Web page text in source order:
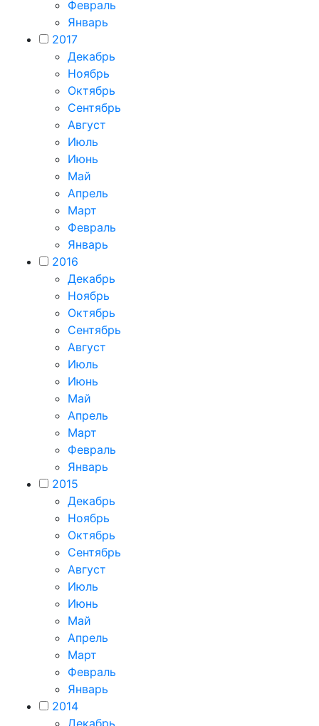
Февраль
Январь
2017
Декабрь
Ноябрь
Октябрь
Сентябрь
Август
Июль
Июнь
Май
Апрель
Март
Февраль
Январь
2016
Декабрь
Ноябрь
Октябрь
Сентябрь
Август
Июль
Июнь
Май
Апрель
Март
Февраль
Январь
2015
Декабрь
Ноябрь
Октябрь
Сентябрь
Август
Июль
Июнь
Май
Апрель
Март
Февраль
Январь
2014
Декабрь